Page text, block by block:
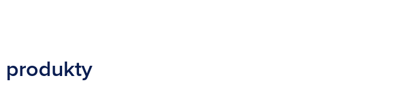
produkty